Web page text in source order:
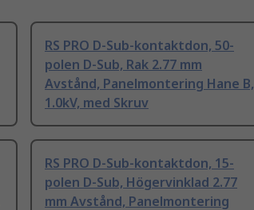
RS PRO D-Sub-kontaktdon, 50-
polen D-Sub, Rak 2.77 mm
Avstånd, Panelmontering Hane B,
1.0kV, med Skruv
RS PRO D-Sub-kontaktdon, 15-
polen D-Sub, Högervinklad 2.77
mm Avstånd, Panelmontering